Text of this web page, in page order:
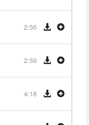
2:56
2:59
4:18